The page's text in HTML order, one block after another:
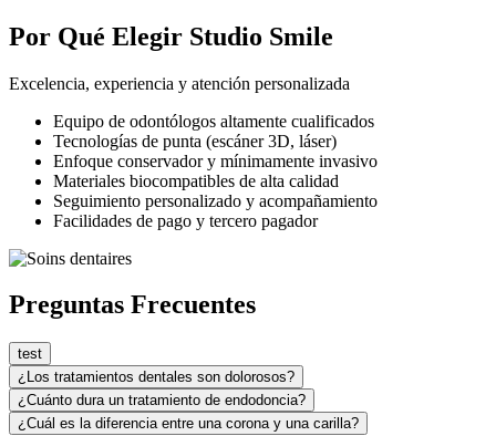
Por Qué Elegir Studio Smile
Excelencia, experiencia y atención personalizada
Equipo de odontólogos altamente cualificados
Tecnologías de punta (escáner 3D, láser)
Enfoque conservador y mínimamente invasivo
Materiales biocompatibles de alta calidad
Seguimiento personalizado y acompañamiento
Facilidades de pago y tercero pagador
Preguntas Frecuentes
test
¿Los tratamientos dentales son dolorosos?
¿Cuánto dura un tratamiento de endodoncia?
¿Cuál es la diferencia entre una corona y una carilla?